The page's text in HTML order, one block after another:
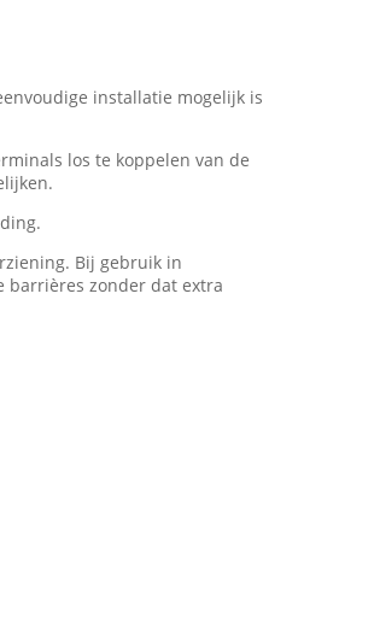
installatie mogelijk is
los te koppelen van de
Bij gebruik in
barrières zonder dat extra